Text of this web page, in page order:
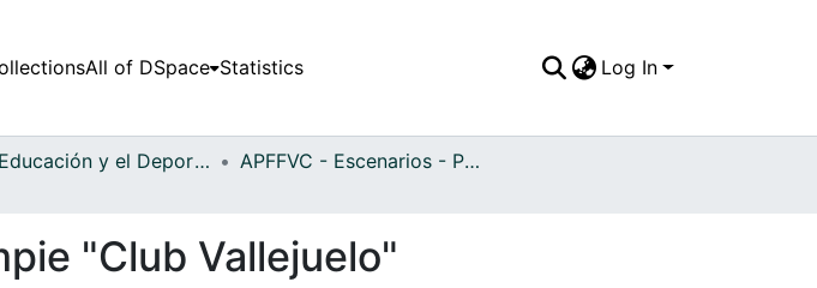
All of DSpace Statistics Log In
La Educación y el Deporte
APFFVC - Escenarios - Patrimonial
"Club Vallejuelo"